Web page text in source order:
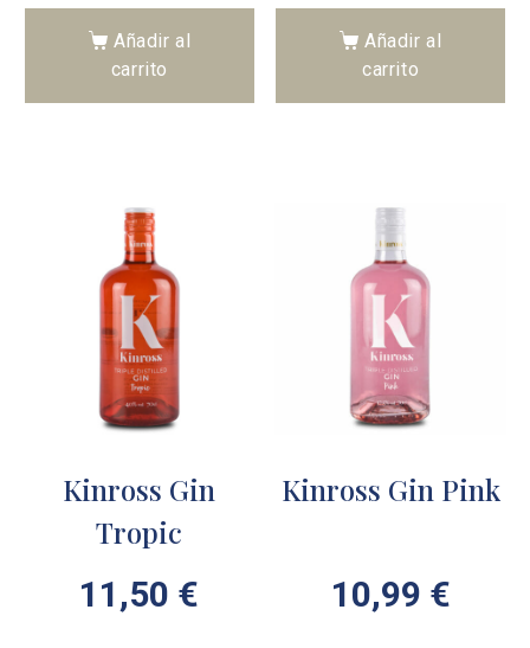
Añadir al
carrito
Añadir al
carrito
Kinross Gin
Tropic
11,50 €
Kinross Gin Pink
10,99 €